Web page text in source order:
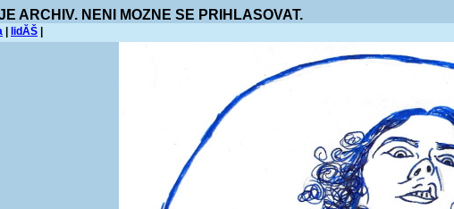
ARCHIV. NENI MOZNE SE PRIHLASOVAT.
lidĂŠ